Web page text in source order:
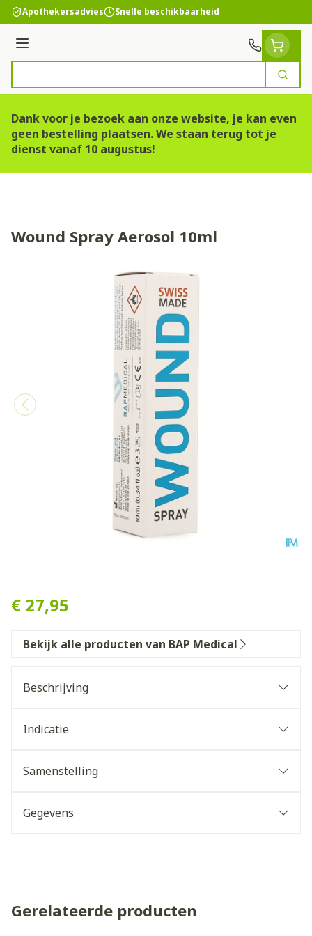
Ga naar de inhoud
Apothekersadvies Snelle beschikbaarheid
Menu
Zoek
Dank voor je bezoek aan onze website, je kan even
geen bestelling plaatsen. We staan terug tot je
dienst vanaf 10 augustus!
Wound Spray Aerosol 10ml
€ 27,95
Bekijk alle producten van BAP Medical
Beschrijving
Indicatie
Samenstelling
Gegevens
Gerelateerde producten